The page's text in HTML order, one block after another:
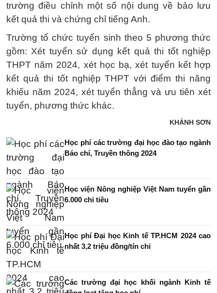
trường điều chỉnh một số nội dung về bảo lưu
kết quả thi và chứng chỉ tiếng Anh.
Trường tổ chức tuyển sinh theo 5 phương thức
gồm: Xét tuyển sử dụng kết quả thi tốt nghiệp
THPT năm 2024, xét học bạ, xét tuyển kết hợp
kết quả thi tốt nghiệp THPT với điểm thi năng
khiếu năm 2024, xét tuyển thẳng và ưu tiên xét
tuyển, phương thức khác.
KHÁNH SƠN
Học phí các trường đại học đào tạo ngành
Báo chí, Truyền thông 2024
Học viện Nông nghiệp Việt Nam tuyển gần
6.000 chỉ tiêu
Học phí Đại học Kinh tế TP.HCM 2024 cao
nhất 3,2 triệu đồng/tín chỉ
Các trường đại học khối ngành Kinh tế